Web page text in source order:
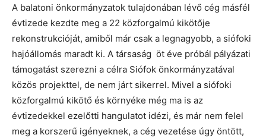
A balatoni önkormányzatok tulajdonában lévő cég másfél
évtizede kezdte meg a 22 közforgalmú kikötője
rekonstrukcióját, amiből már csak a legnagyobb, a siófoki
hajóállomás maradt ki. A társaság öt éve próbál pályázati
támogatást szerezni a célra Siófok önkormányzatával
közös projekttel, de nem járt sikerrel. Mivel a siófoki
közforgalmú kikötő és környéke még ma is az
évtizedekkel ezelőtti hangulatot idézi, és már nem felel
meg a korszerű igényeknek, a cég vezetése úgy öntött,